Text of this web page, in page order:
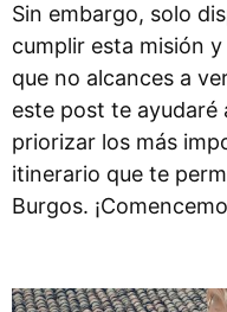
Sin embargo, solo
cumplir esta misión
que no alcances a
este post te
priorizar los más
itinerario que te
Burgos.